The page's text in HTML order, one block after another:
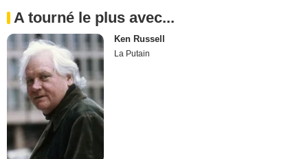
A tourné le plus avec...
Ken Russell
La Putain